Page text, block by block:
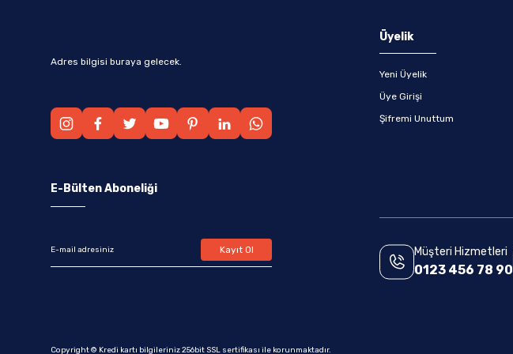
Adres bilgisi buraya gelecek.
Üyelik
Yeni Üyelik
Üye Girişi
Şifremi Unuttum
E-Bülten Aboneliği
Kayıt Ol Müşteri Hizmetleri
0123 456 78 90
Copyright © Kredi kartı bilgileriniz 256bit SSL sertifikası ile korunmaktadır.